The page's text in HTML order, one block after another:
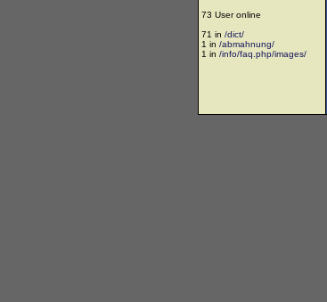
73 User online
71 in /dict/
1 in /abmahnung/
1 in /info/faq.php/images/